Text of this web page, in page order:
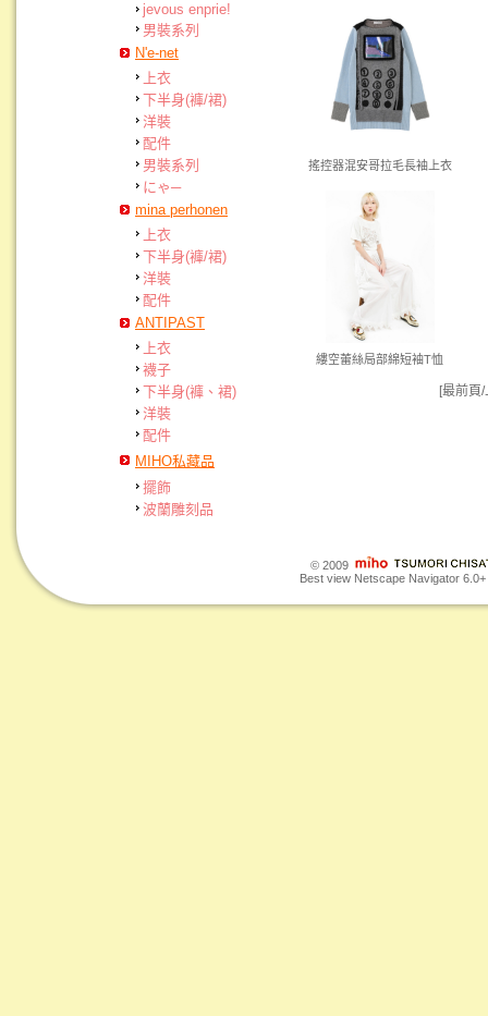
jevous enprie!
男裝系列
N'e-net
上衣
下半身(褲/裙)
洋裝
配件
男裝系列
にゃ─
mina perhonen
上衣
下半身(褲/裙)
洋裝
配件
ANTIPAST
上衣
襪子
下半身(褲、裙)
洋裝
配件
MIHO私藏品
擺飾
波蘭雕刻品
搖控器混安哥拉毛長袖上衣
縷空蕾絲局部綿短袖T恤
[最前頁
© 2009
Best view Netscape Navigator